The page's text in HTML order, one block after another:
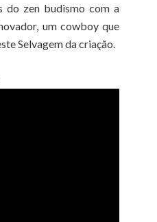
do zen budismo com a
um cowboy que
Selvagem da criação.